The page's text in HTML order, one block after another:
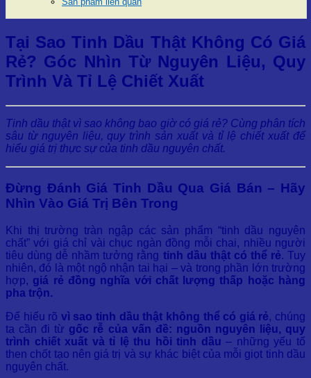
Tại Sao Tinh Dầu Thật Không Có Giá
Rẻ? Góc Nhìn Từ Nguyên Liệu, Quy
Trình Và Tỉ Lệ Chiết Xuất
Tinh dầu thật vì sao không bao giờ có giá rẻ? Cùng phân tích
sâu từ nguyên liệu, quy trình sản xuất và tỉ lệ chiết xuất để
hiểu giá trị thực sự của tinh dầu nguyên chất.
Đừng Đánh Giá Tinh Dầu Qua Giá Bán – Hãy
Nhìn Vào Giá Trị Bên Trong
Khi thị trường tràn ngập các sản phẩm “tinh dầu nguyên
chất” với giá chỉ vài chục ngàn đồng mỗi chai, nhiều người
tiêu dùng dễ nhầm tưởng rằng tinh dầu thật có thể rẻ. Tuy
nhiên, đó là một ngộ nhận tai hại – và trong phần lớn trường
hợp, giá rẻ đồng nghĩa với chất lượng thấp hoặc hàng
pha trộn.
Để hiểu rõ vì sao tinh dầu thật không thể có giá rẻ, chúng
ta cần đi từ gốc rễ của vấn đề: nguồn nguyên liệu, quy
trình chiết xuất và tỉ lệ thu hồi tinh dầu – những yếu tố
then chốt tạo nên giá trị và sự khác biệt của mỗi giọt tinh dầu
nguyên chất.